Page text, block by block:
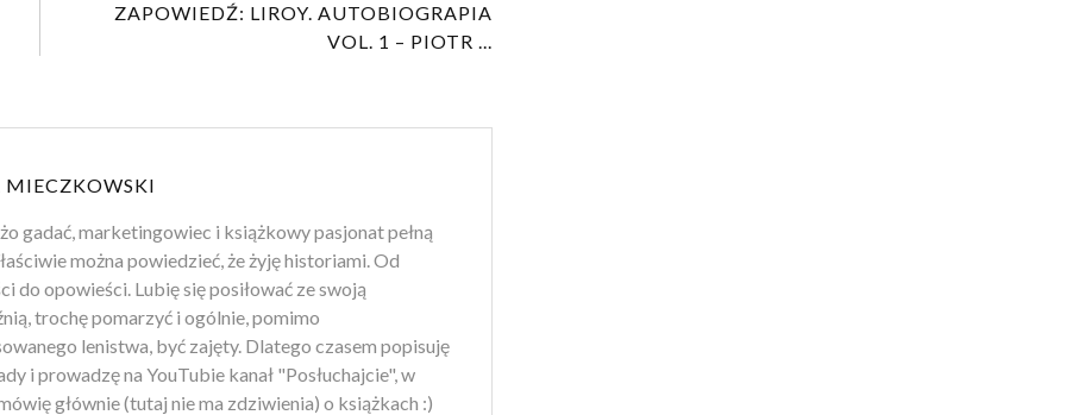
ZAPOWIEDŹ: LIROY. AUTOBIOGRAPIA
VOL. 1 – PIOTR ...
MIECZKOWSKI
gadać, marketingowiec i książkowy pasjonat pełną
można powiedzieć, że żyję historiami. Od
do opowieści. Lubię się posiłować ze swoją
trochę pomarzyć i ogólnie, pomimo
lenistwa, być zajęty. Dlatego czasem popisuję
i prowadzę na YouTubie kanał "Posłuchajcie", w
głównie (tutaj nie ma zdziwienia) o książkach :)